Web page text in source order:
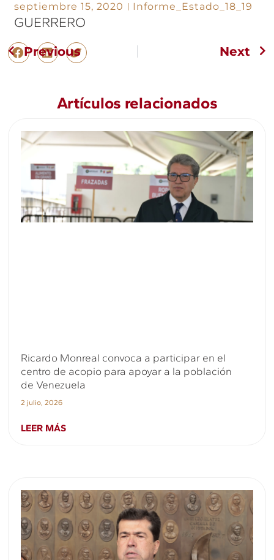
septiembre 15, 2020 Informe_Estado_18_19
GUERRERO
Previous Next
Artículos relacionados
Ricardo Monreal convoca a participar en el
centro de acopio para apoyar a la población
de Venezuela
2 julio, 2026
LEER MÁS